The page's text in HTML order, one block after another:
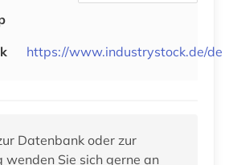
https://www.industrystock.de/de
Datenbank oder zur
wenden Sie sich gerne an